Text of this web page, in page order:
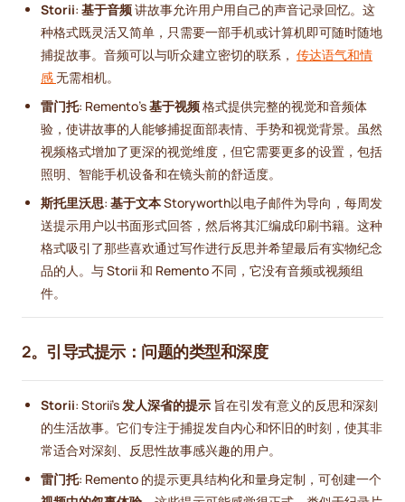
Storii: 基于音频讲故事允许用户用自己的声音记录回忆。这
种格式既灵活又简单，只需要一部手机或计算机即可随时随地
捕捉故事。音频可以与听众建立密切的联系， 传达语气和情
感无需相机。
雷门托: Remento's基于视频格式提供完整的视觉和音频体
验，使讲故事的人能够捕捉面部表情、手势和视觉背景。虽然
视频格式增加了更深的视觉维度，但它需要更多的设置，包括
照明、智能手机设备和在镜头前的舒适度。
斯托里沃思: 基于文本Storyworth以电子邮件为导向，每周发
送提示用户以书面形式回答，然后将其汇编成印刷书籍。这种
格式吸引了那些喜欢通过写作进行反思并希望最后有实物纪念
品的人。与 Storii 和 Remento 不同，它没有音频或视频组
件。
2。引导式提示：问题的类型和深度
Storii: Storii's 发人深省的提示 旨在引发有意义的反思和深刻
的生活故事。它们专注于捕捉发自内心和怀旧的时刻，使其非
常适合对深刻、反思性故事感兴趣的用户。
雷门托: Remento 的提示更具结构化和量身定制，可创建一个